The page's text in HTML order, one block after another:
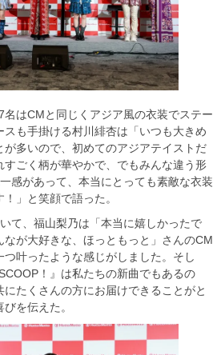
名はCMと同じくアジア風の衣装でステー
も手掛ける村川緋杏は「いつも大きめ
多いので、初めてのアジアテイストだ
すごく柄が華やかで、でもみんな違う形
感があって、本当にとっても素敵な衣装
」と笑顔で語った。
て、福山梨乃は「本当に嬉しかったで
が大好きな、ほっともっと」さんのCM
叶ったような感じがしました。そし
！』は私たちの新曲でもあるの
たくさんの方にお届けできることがと
を伝えた。